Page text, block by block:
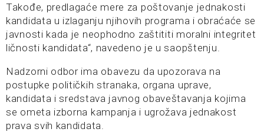
Takođe, predlagaće mere za poštovanje jednakosti
kandidata u izlaganju njihovih programa i obraćaće se
javnosti kada je neophodno zaštititi moralni integritet
ličnosti kandidata“, navedeno je u saopštenju.
Nadzorni odbor ima obavezu da upozorava na
postupke političkih stranaka, organa uprave,
kandidata i sredstava javnog obaveštavanja kojima
se ometa izborna kampanja i ugrožava jednakost
prava svih kandidata.